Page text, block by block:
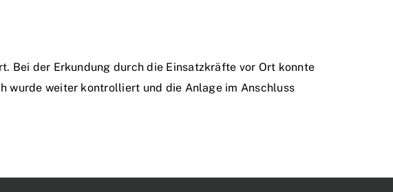
Bei der Erkundung durch die Einsatzkräfte vor Ort konnte
wurde weiter kontrolliert und die Anlage im Anschluss